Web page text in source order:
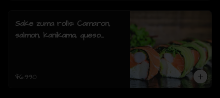
Sake zuma rolls: Camaron,
salmon, kanikama, queso
$6.990